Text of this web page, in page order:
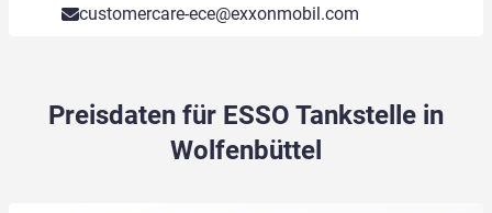
customercare-ece@exxonmobil.com
Preisdaten für ESSO Tankstelle in
Wolfenbüttel